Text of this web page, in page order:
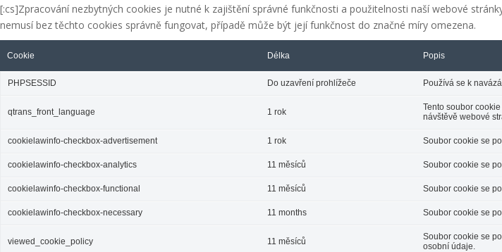
[:cs]Zpracování nezbytných cookies je nutné k zajištění správné funkčnosti a použitelnosti naší webové
nemusí bez těchto cookies správně fungovat, případě může být její funkčnost do značné míry omezena.
Cookie Délka Popis
PHPSESSID Do uzavření prohlížeče Používá se k
qtrans_front_language 1 rok
Tento soubor
návštěvě webové
cookielawinfo-checkbox-advertisement 1 rok Soubor cookie se
cookielawinfo-checkbox-analytics 11 měsíců Soubor cookie se
cookielawinfo-checkbox-functional 11 měsíců Soubor cookie se
cookielawinfo-checkbox-necessary 11 months Soubor cookie se
viewed_cookie_policy 11 měsíců
Soubor cookie se
osobní údaje.